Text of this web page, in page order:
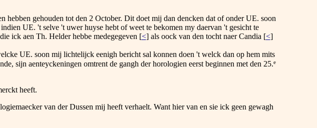
hebben gehouden tot den 2 October. Dit doet mij dan dencken dat of onder UE. soon
UE. 't selve 't uwer huyse hebt of weet te bekomen my daervan 't gesicht te
ick aen Th. Helder hebbe medegegeven [<] als oock van den tocht naer Candia [<]
UE. soon mij lichtelijck eenigh bericht sal konnen doen 't welck dan op hem mits
sijn aenteyckeningen omtrent de gangh der horologien eerst beginnen met den 25.e
heeft.
van der Dussen mij heeft verhaelt. Want hier van en sie ick geen gewagh